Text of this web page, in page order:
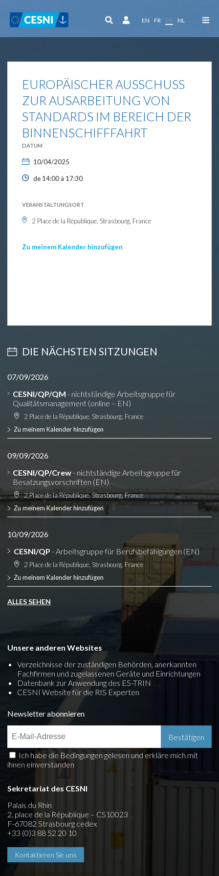
EN FR DE NL
EUROPÄISCHER AUSSCHUSS
ZUR AUSARBEITUNG VON
STANDARDS IM BEREICH DER
BINNENSCHIFFFAHRT
DATUM
10/04/2025
de 14:00 à 17:30
VERANSTALTUNGSORT
2 Place de la République, Strasbourg, France
Zu meinem Kalender hinzufügen
DIE NÄCHSTEN SITZUNGEN
07/09/2026
CESNI/QP/QM - nichtständige Arbeitsgruppe für
Qualitätsmanagement (online – EN)
2 Place de la République, Strasbourg, France
Zu meinem Kalender hinzufügen
09/09/2026
CESNI/QP/Crew- nichtständige Arbeitsgruppe für
Besatzungsvorschriften (EN)
2 Place de la République, Strasbourg, France
Zu meinem Kalender hinzufügen
10/09/2026
CESNI/QP - Arbeitsgruppe für Berufsbefähigungen (EN)
2 Place de la République, Strasbourg, France
Zu meinem Kalender hinzufügen
ALLES SEHEN
Unsere anderen Websites
Verzeichnisse der zuständigen Behörden, anerkannten
Fachfirmen und zugelassenen Geräte und Einrichtungen
Datenbank zur Anwendung des ES-TRIN
CESNI Website für die RIS Experten
Newsletter abonnieren
Ich habe die Bedingungen gelesen und erkläre mich mit
ihnen einverstanden
Sekretariat des CESNI
Palais du Rhin
2, place de la République – CS10023
F-67082 Strasbourg cedex
+33 (0)3 88 52 20 10
Kontaktieren Sie uns